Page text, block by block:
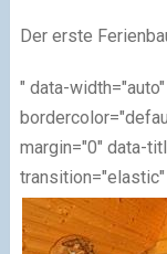
Der erste
" data-
margin="0" data-